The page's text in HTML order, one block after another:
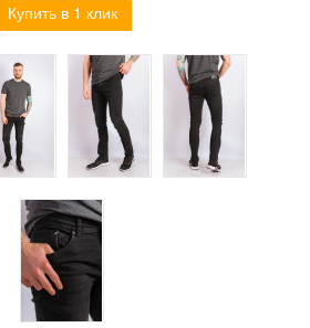
Купить в 1 клик